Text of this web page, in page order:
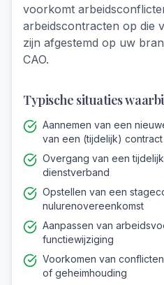
voorkomt
arbeidscontracten op die
zijn afgestemd op uw
CAO.
Typische situaties
Aannemen van een
van een (tijdelijk) contract
Overgang van een
dienstverband
Opstellen van een
nulurenovereenkomst
Aanpassen van
functiewijziging
Voorkomen van
of geheimhouding